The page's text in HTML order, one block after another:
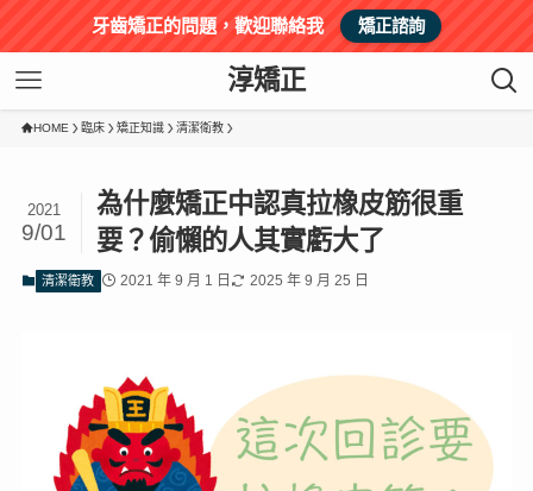
牙齒矯正的問題，歡迎聯絡我 矯正諮詢
淳矯正
HOME 臨床 矯正知識 清潔衛教
為什麼矯正中認真拉橡皮筋很重
要？偷懶的人其實虧大了
2021
9/01
清潔衛教 2021 年 9 月 1 日 2025 年 9 月 25 日